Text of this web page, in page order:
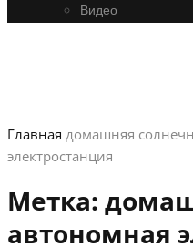
Видео
Главная домашняя
электростанция
Метка:
автономная